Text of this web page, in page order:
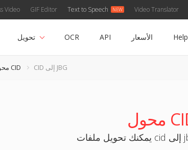
Video GIF Editor Text to Speech Video Translator
تحويل OCR API الأسعار Help
محول CID CID إلى JBG